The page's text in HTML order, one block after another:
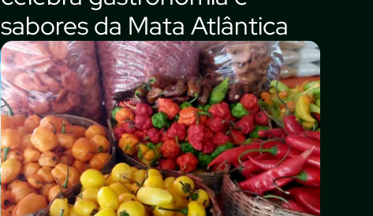
sabores da Mata Atlântica